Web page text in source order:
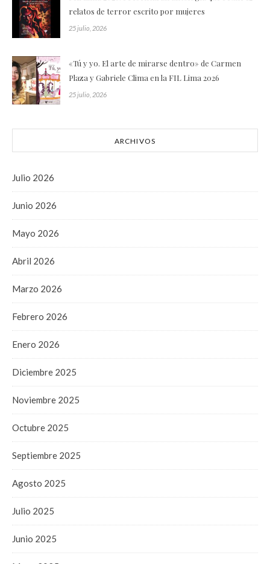
relatos de terror escrito por mujeres
25 julio, 2026
«Tú y yo. El arte de mirarse dentro» de Carmen
Plaza y Gabriele Clima en la FIL Lima 2026
25 julio, 2026
ARCHIVOS
Julio 2026
Junio 2026
Mayo 2026
Abril 2026
Marzo 2026
Febrero 2026
Enero 2026
Diciembre 2025
Noviembre 2025
Octubre 2025
Septiembre 2025
Agosto 2025
Julio 2025
Junio 2025